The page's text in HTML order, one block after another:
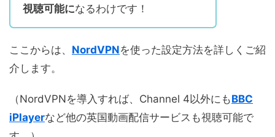
視聴可能になるわけです！
ここからは、 NordVPNを使った設定方法を詳しくご紹
介します。
（NordVPNを導入すれば、Channel 4以外にもBBC
iPlayerなど他の英国動画配信サービスも視聴可能で